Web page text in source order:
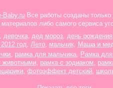
Baby.ru Все работы созданы только
либо самого сервиса
, девочка, дед мороз, день рождения
год, Лето, мальчик, Маша и
, рамка для мальчика, Рамка
животными, рамка с зодиаком,
, фотоэффект детский,